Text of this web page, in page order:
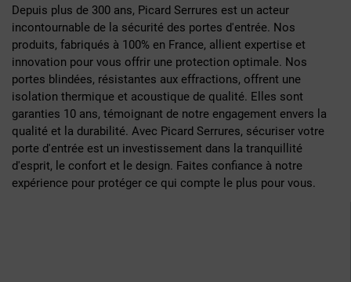
Depuis plus de 300 ans, Picard Serrures est un acteur
incontournable de la sécurité des portes d'entrée. Nos
produits, fabriqués à 100% en France, allient expertise et
innovation pour vous offrir une protection optimale. Nos
portes blindées, résistantes aux effractions, offrent une
isolation thermique et acoustique de qualité. Elles sont
garanties 10 ans, témoignant de notre engagement envers la
qualité et la durabilité. Avec Picard Serrures, sécuriser votre
porte d'entrée est un investissement dans la tranquillité
d'esprit, le confort et le design. Faites confiance à notre
expérience pour protéger ce qui compte le plus pour vous.